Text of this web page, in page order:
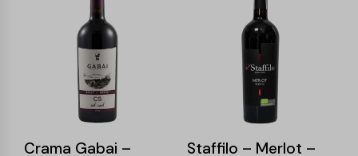
Crama Gabai –
Staffilo – Merlot –